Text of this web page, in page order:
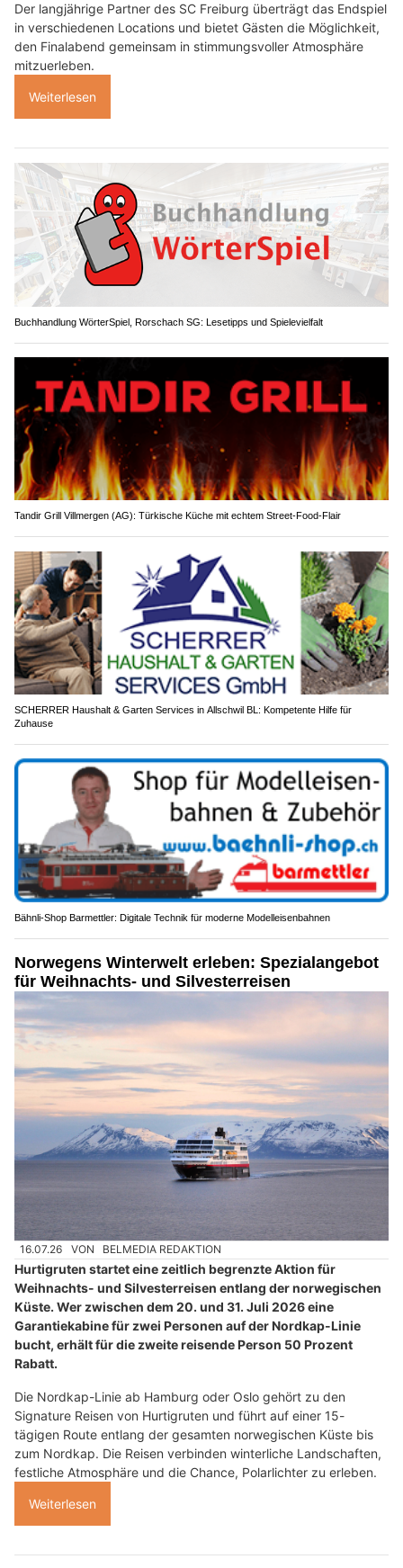
Der langjährige Partner des SC Freiburg überträgt das Endspiel
in verschiedenen Locations und bietet Gästen die Möglichkeit,
den Finalabend gemeinsam in stimmungsvoller Atmosphäre
mitzuerleben.
Weiterlesen
Buchhandlung WörterSpiel, Rorschach SG: Lesetipps und Spielevielfalt
Tandir Grill Villmergen (AG): Türkische Küche mit echtem Street-Food-Flair
SCHERRER Haushalt & Garten Services in Allschwil BL: Kompetente Hilfe für
Zuhause
Bähnli-Shop Barmettler: Digitale Technik für moderne Modelleisenbahnen
Norwegens Winterwelt erleben: Spezialangebot
für Weihnachts- und Silvesterreisen
16.07.26 VON BELMEDIA REDAKTION
Hurtigruten startet eine zeitlich begrenzte Aktion für
Weihnachts- und Silvesterreisen entlang der norwegischen
Küste. Wer zwischen dem 20. und 31. Juli 2026 eine
Garantiekabine für zwei Personen auf der Nordkap-Linie
bucht, erhält für die zweite reisende Person 50 Prozent
Rabatt.
Die Nordkap-Linie ab Hamburg oder Oslo gehört zu den
Signature Reisen von Hurtigruten und führt auf einer 15-
tägigen Route entlang der gesamten norwegischen Küste bis
zum Nordkap. Die Reisen verbinden winterliche Landschaften,
festliche Atmosphäre und die Chance, Polarlichter zu erleben.
Weiterlesen